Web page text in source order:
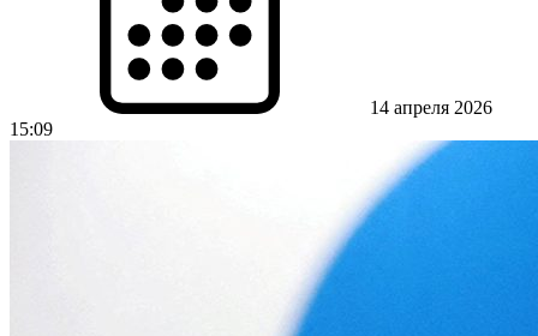
14 апреля 2026
15:09